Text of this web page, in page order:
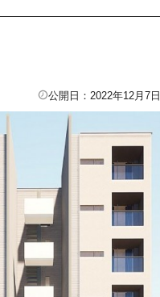
公開日：2022年12月7日